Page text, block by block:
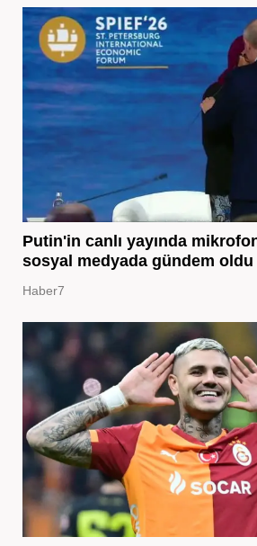
Putin'in canlı yayında
sosyal medyada gündem oldu
Haber7